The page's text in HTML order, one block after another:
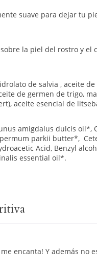
suave para dejar tu
la piel del rostro y el
de salvia , aceite
de germen de trigo,
aceite esencial de
amigdalus dulcis oil*,
parkii butter*,
Acid, Benzyl
essential oil*.
encanta! Y además no